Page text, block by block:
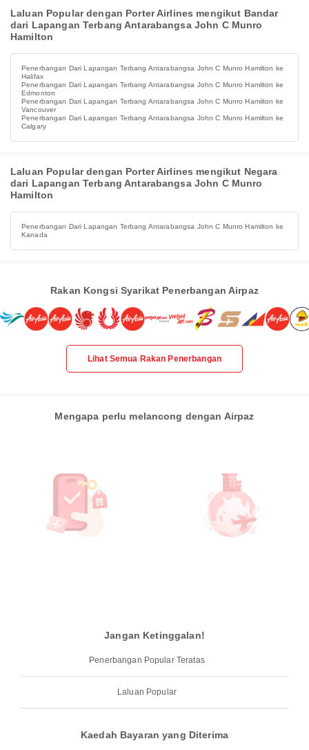
Laluan Popular dengan Porter Airlines mengikut Bandar
dari Lapangan Terbang Antarabangsa John C Munro
Hamilton
Penerbangan Dari Lapangan Terbang Antarabangsa John C Munro Hamilton ke
Halifax
Penerbangan Dari Lapangan Terbang Antarabangsa John C Munro Hamilton ke
Edmonton
Penerbangan Dari Lapangan Terbang Antarabangsa John C Munro Hamilton ke
Vancouver
Penerbangan Dari Lapangan Terbang Antarabangsa John C Munro Hamilton ke
Calgary
Laluan Popular dengan Porter Airlines mengikut Negara
dari Lapangan Terbang Antarabangsa John C Munro
Hamilton
Penerbangan Dari Lapangan Terbang Antarabangsa John C Munro Hamilton ke
Kanada
Rakan Kongsi Syarikat Penerbangan Airpaz
Lihat Semua Rakan Penerbangan
Mengapa perlu melancong dengan Airpaz
Jangan Ketinggalan!
Penerbangan Popular Teratas
Laluan Popular
Kaedah Bayaran yang Diterima